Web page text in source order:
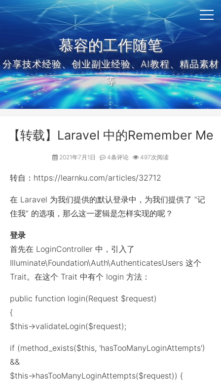
慕容的工作随笔
分享技术经验、创业副业经验、AI教程、精品素材
等
【转载】Laravel 中的Remember Me
2021年7月1日 4条评论 497次阅读
转自：https://learnku.com/articles/32712
在 Laravel 为我们提供的默认登录中，为我们提供了 “记
住我” 的选项，那么这一逻辑是怎样实现的呢？
登录
首先在 LoginController 中，引入了
Illuminate\Foundation\Auth\AuthenticatesUsers 这个
Trait。在这个 Trait 中有个 login 方法：
public function login(Request $request)
{
$this->validateLogin($request);
if (method_exists($this, 'hasTooManyLoginAttempts')
&&
$this->hasTooManyLoginAttempts($request)) {